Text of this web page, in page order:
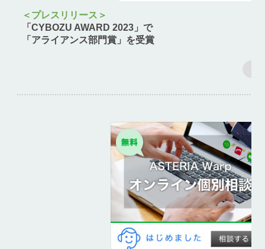
＜プレスリリース＞
「CYBOZU AWARD 2023」で
「アライアンス部門賞」を受賞